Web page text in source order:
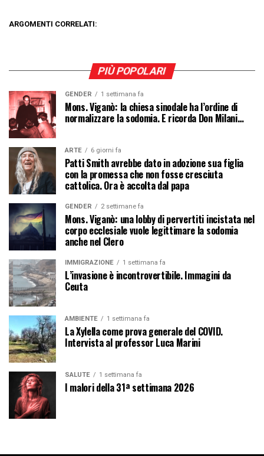
ARGOMENTI CORRELATI:
PIÙ POPOLARI
GENDER 1 settimana fa
Mons. Viganò: la chiesa sinodale ha l’ordine di
normalizzare la sodomia. E ricorda Don Milani…
ARTE 6 giorni fa
Patti Smith avrebbe dato in adozione sua figlia
con la promessa che non fosse cresciuta
cattolica. Ora è accolta dal papa
GENDER 2 settimane fa
Mons. Viganò: una lobby di pervertiti incistata nel
corpo ecclesiale vuole legittimare la sodomia
anche nel Clero
IMMIGRAZIONE 1 settimana fa
L’invasione è incontrovertibile. Immagini da
Ceuta
AMBIENTE 1 settimana fa
La Xylella come prova generale del COVID.
Intervista al professor Luca Marini
SALUTE 1 settimana fa
I malori della 31ª settimana 2026